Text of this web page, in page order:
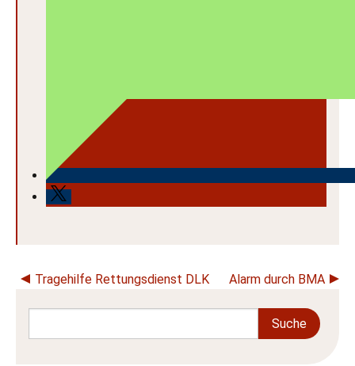
Beitragsnavigation
Tragehilfe Rettungsdienst DLK Alarm durch BMA